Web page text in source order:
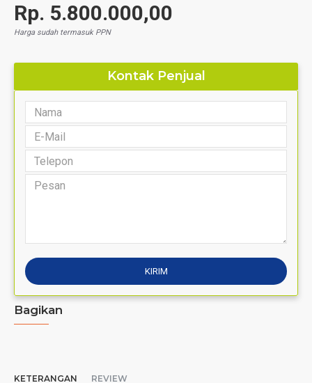
Rp. 5.800.000,00
Harga sudah termasuk PPN
Kontak Penjual
Bagikan
KETERANGAN REVIEW